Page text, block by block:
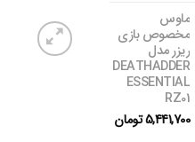
ماوس
مخصوص بازی
ریزر مدل
DEATHADDER
ESSENTIAL
RZ01
5,441,700تومان